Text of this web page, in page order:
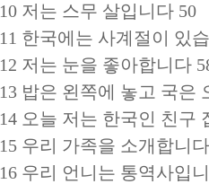
10 저는 스무 살입니다 50
11 한국에는 사계절이 있
12 저는 눈을 좋아합니다
13 밥은 왼쪽에 놓고 국은
14 오늘 저는 한국인 친구
15 우리 가족을 소개합니
16 우리 언니는 통역사입